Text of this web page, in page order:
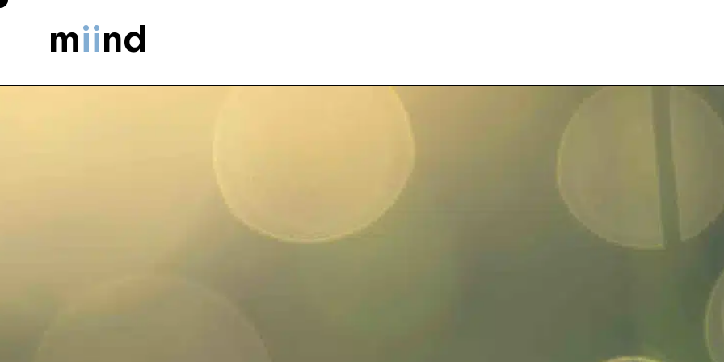
miind